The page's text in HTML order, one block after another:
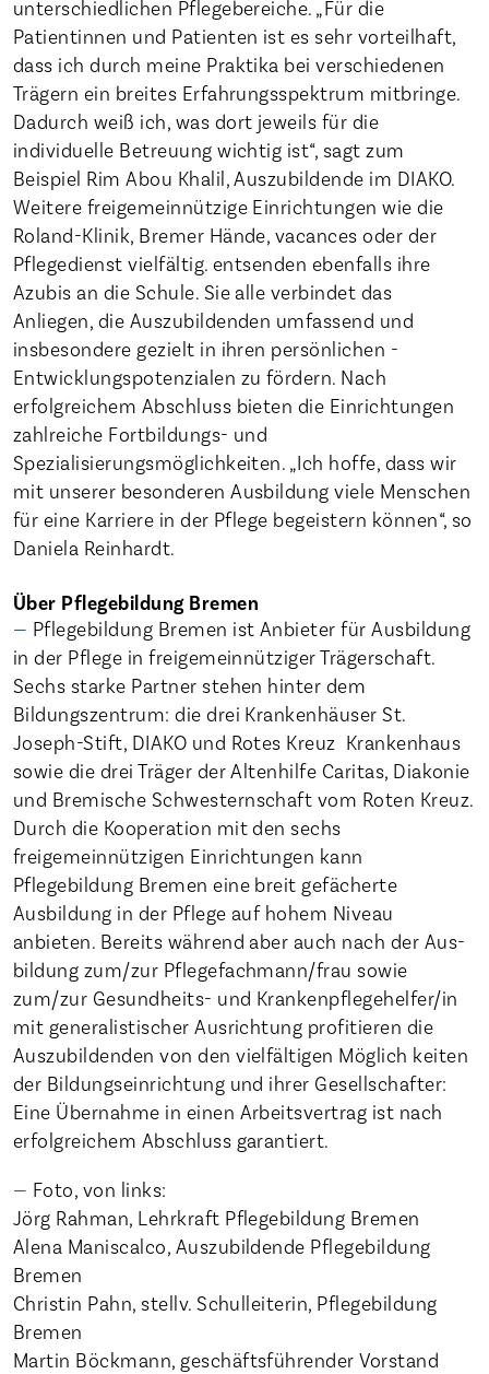
unterschiedlichen Pflegebereiche. „Für die
Patientinnen und Patienten ist es sehr vorteilhaft,
dass ich durch meine Praktika bei verschiedenen
Trägern ein breites Erfahrungsspektrum mitbringe.
Dadurch weiß ich, was dort jeweils für die
individuelle Betreuung wichtig ist“, sagt zum
Beispiel Rim Abou Khalil, Auszubildende im DIAKO.
Weitere freigemeinnützige Einrichtungen wie die
Roland-Klinik, Bremer Hände, vacances oder der
Pflegedienst vielfältig. entsenden ebenfalls ihre
Azubis an die Schule. Sie alle verbindet das
Anliegen, die Auszubildenden umfassend und
insbesondere gezielt in ihren persönlichen ­
Entwicklungspotenzialen zu fördern. Nach
erfolgreichem Abschluss bieten die Einrichtungen
zahlreiche Fortbildungs- und
Spezialisierungsmöglichkeiten. „Ich hoffe, dass wir
mit unserer besonderen Ausbildung viele Menschen
für eine Karriere in der Pflege begeistern können“, so
Daniela Reinhardt.
Über Pflegebildung Bremen
Pflegebildung Bremen ist Anbieter für Ausbildung
in der Pflege in freigemeinnütziger Trägerschaft.
Sechs starke Partner stehen hinter dem
Bildungszentrum: die drei Krankenhäuser St.
Joseph-Stift, DIAKO und Rotes Kreuz ­ Krankenhaus
sowie die drei Träger der Altenhilfe Caritas, Diakonie
und Bremische Schwesternschaft vom Roten Kreuz.
Durch die Kooperation mit den sechs
freigemeinnützigen Einrichtungen kann
Pflegebildung Bremen eine breit gefächerte
Ausbildung in der Pflege auf hohem Niveau
anbieten. Bereits während aber auch nach der Aus­
bildung zum/zur Pflegefachmann/frau sowie
zum/zur Gesundheits- und Krankenpflegehelfer/in
mit generalistischer Ausrichtung profitieren die
Auszubildenden von den vielfältigen Möglich­ keiten
der Bildungseinrichtung und ihrer Gesellschafter:
Eine Übernahme in einen Arbeitsvertrag ist nach
erfolgreichem Abschluss garantiert.
Foto, von links:
Jörg Rahman, Lehrkraft Pflegebildung Bremen
Alena Maniscalco, Auszubildende Pflegebildung
Bremen
Christin Pahn, stellv. Schulleiterin, Pflegebildung
Bremen
Martin Böckmann, geschäftsführender Vorstand